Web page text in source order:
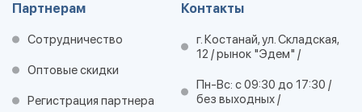
Партнерам
Сотрудничество
Оптовые скидки
Регистрация партнера
Контакты
г. Костанай, ул. Складская,
12 / рынок "Эдем" /
Пн-Вс: с 09:30 до 17:30 /
без выходных /